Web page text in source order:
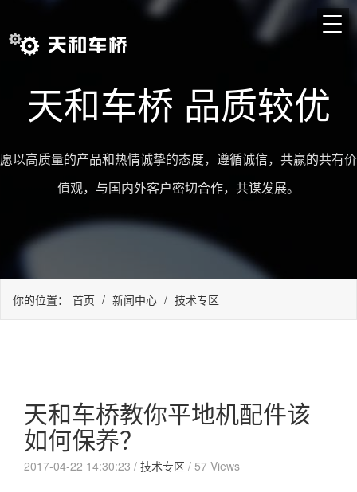
天和车桥 品质较优
愿以高质量的产品和热情诚挚的态度，遵循诚信，共赢的共有价
值观，与国内外客户密切合作，共谋发展。
你的位置： 首页 / 新闻中心 / 技术专区
天和车桥教你平地机配件该
如何保养？
2017-04-22 14:30:23 / 技术专区 / 57 Views